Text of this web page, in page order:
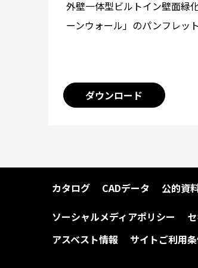
外壁一体型ビルトイン壁面緑
ーンウォール」のパンフレット
ダウンロード
カタログ CADデータ 公的資
ソーシャルメディアポリシー
アスベスト情報
サイトご利用